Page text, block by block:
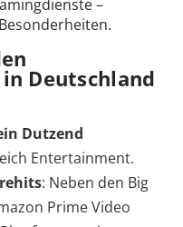
–
Deutschland
Dutzend
Entertainment.
: Neben den Big
Prime Video